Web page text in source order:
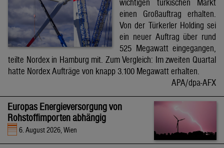
wichtigen türkischen Markt
einen Großauftrag erhalten.
Von der Türkerler Holding sei
ein neuer Auftrag über rund
525 Megawatt eingegangen,
teilte Nordex in Hamburg mit. Zum Vergleich: Im zweiten Quartal
hatte Nordex Aufträge von knapp 3.100 Megawatt erhalten.
APA/dpa-AFX
Europas Energieversorgung von
Rohstoffimporten abhängig
6. August 2026, Wien